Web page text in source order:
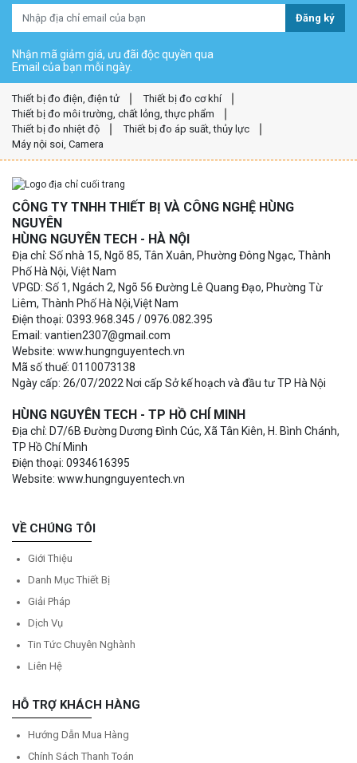
Đăng ký
Nhận mã giảm giá, ưu đãi độc quyền qua
Email của bạn mỗi ngày.
Thiết bị đo điện, điện tử
Thiết bị đo cơ khí
Thiết bị đo môi trường, chất lỏng, thực phẩm
Thiết bị đo nhiệt độ
Thiết bị đo áp suất, thủy lực
Máy nội soi, Camera
CÔNG TY TNHH THIẾT BỊ VÀ CÔNG NGHỆ HÙNG
NGUYÊN
HÙNG NGUYÊN TECH - HÀ NỘI
Địa chỉ: Số nhà 15, Ngõ 85, Tân Xuân, Phường Đông Ngạc, Thành
Phố Hà Nội, Việt Nam
VPGD: Số 1, Ngách 2, Ngõ 56 Đường Lê Quang Đạo, Phường Từ
Liêm, Thành Phố Hà Nội,Việt Nam
Điện thoại: 0393.968.345 / 0976.082.395
Email: vantien2307@gmail.com
Website: www.hungnguyentech.vn
Mã số thuế: 0110073138
Ngày cấp: 26/07/2022 Nơi cấp Sở kế hoạch và đầu tư TP Hà Nội
HÙNG NGUYÊN TECH - TP HỒ CHÍ MINH
Địa chỉ: D7/6B Đường Dương Đình Cúc, Xã Tân Kiên, H. Bình Chánh,
TP Hồ Chí Minh
Điện thoại: 0934616395
Website: www.hungnguyentech.vn
VỀ CHÚNG TÔI
Giới Thiệu
Danh Mục Thiết Bị
Giải Pháp
Dịch Vụ
Tin Tức Chuyên Nghành
Liên Hệ
HỖ TRỢ KHÁCH HÀNG
Hướng Dẫn Mua Hàng
Chính Sách Thanh Toán